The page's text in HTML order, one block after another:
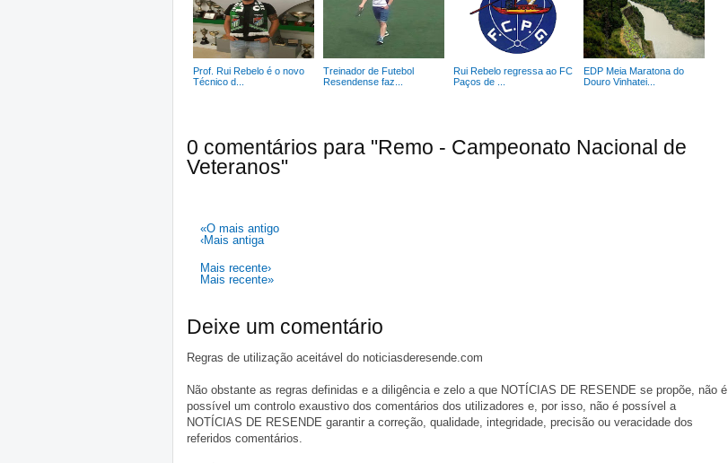
Prof. Rui Rebelo é o novo
Técnico d...
Treinador de Futebol
Resendense faz...
Rui Rebelo regressa ao FC
Paços de ...
EDP Meia Maratona do
Douro Vinhatei...
0 comentários para "Remo - Campeonato Nacional de
Veteranos"
«O mais antigo
‹Mais antiga
Mais recente›
Mais recente»
Deixe um comentário
Regras de utilização aceitável do noticiasderesende.com
Não obstante as regras definidas e a diligência e zelo a que NOTÍCIAS DE RESENDE se propõe, não é
possível um controlo exaustivo dos comentários dos utilizadores e, por isso, não é possível a
NOTÍCIAS DE RESENDE garantir a correção, qualidade, integridade, precisão ou veracidade dos
referidos comentários.